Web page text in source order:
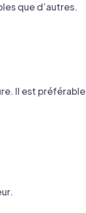
que d’autres.
Il est préférable